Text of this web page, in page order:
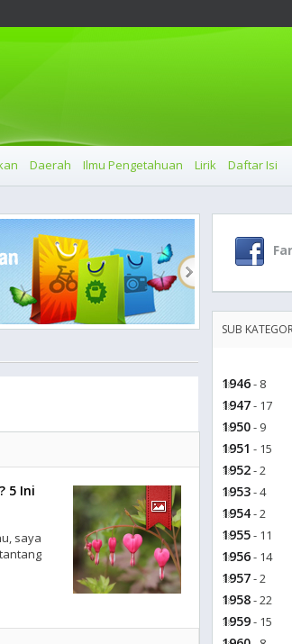
Daerah Ilmu Pengetahuan Lirik Daftar Isi
5 Ini
saya
SUB
1946- 8
1947- 17
1950- 9
1951 - 15
1952- 2
1953- 4
1954- 2
1955- 11
1956- 14
1957- 2
1958- 22
1959- 15